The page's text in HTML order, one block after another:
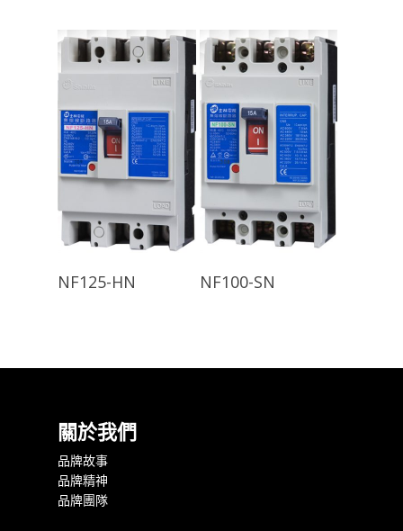
NF125-HN NF100-SN
關於我們
品牌故事
品牌精神
品牌團隊